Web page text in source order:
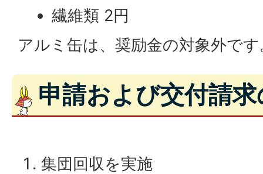
繊維類 2円
アルミ缶は、奨励金の対象外です
申請および交付請
集団回収を実施